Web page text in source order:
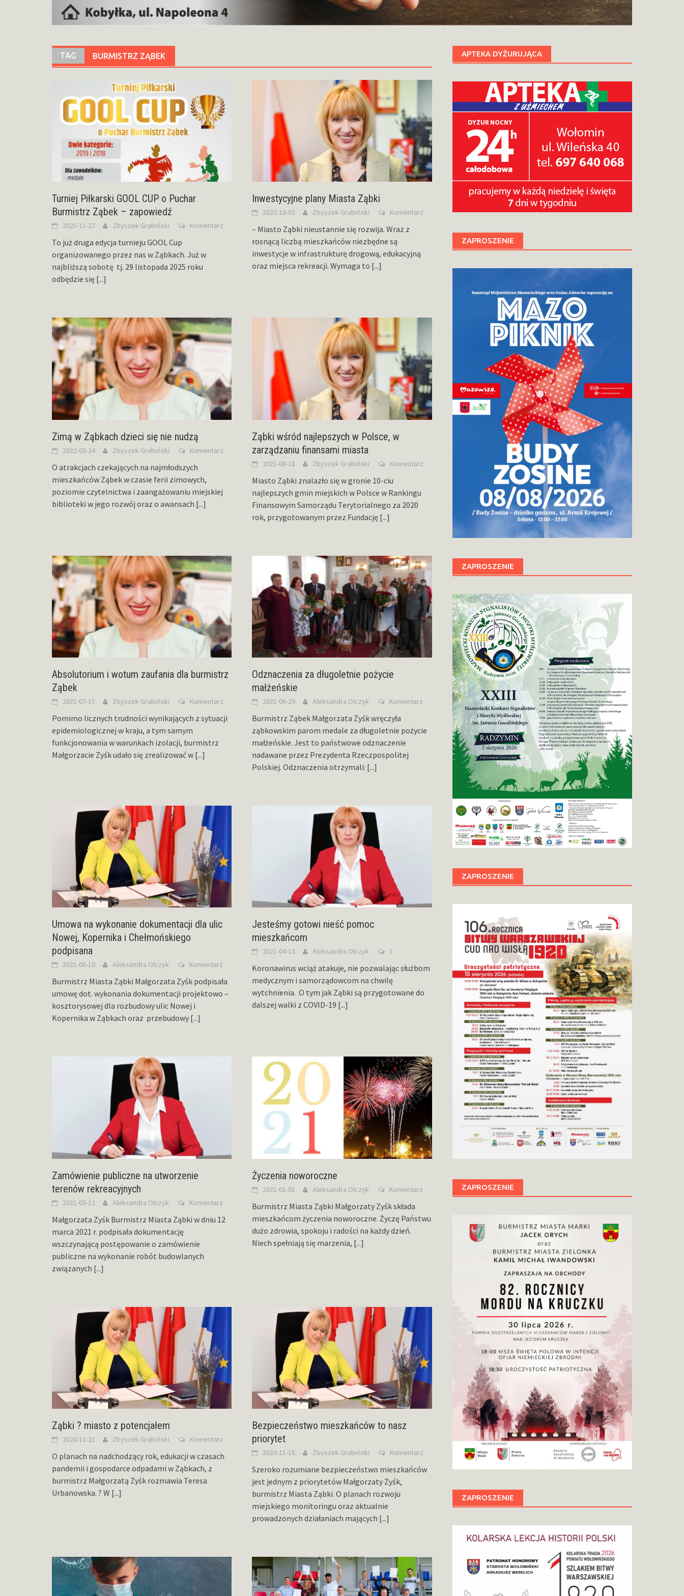
TAG BURMISTRZ ZĄBEK
Turniej Piłkarski GOOL CUP o Puchar
Burmistrz Ząbek – zapowiedź
2025-11-27 Zbyszek Grabiński Komentarz
To już druga edycja turnieju GOOL Cup
organizowanego przez nas w Ząbkach. Już w
najbliższą sobotę tj. 29 listopada 2025 roku
odbędzie się [...]
Inwestycyjne plany Miasta Ząbki
2022-10-03 Zbyszek Grabiński Komentarz
– Miasto Ząbki nieustannie się rozwija. Wraz z
rosnącą liczbą mieszkańców niezbędne są
inwestycje w infrastrukturę drogową, edukacyjną
oraz miejsca rekreacji. Wymaga to [...]
Zimą w Ząbkach dzieci się nie nudzą
2022-03-24 Zbyszek Grabiński Komentarz
O atrakcjach czekających na najmłodszych
mieszkańców Ząbek w czasie ferii zimowych,
poziomie czytelnictwa i zaangażowaniu miejskiej
biblioteki w jego rozwój oraz o awansach [...]
Ząbki wśród najlepszych w Polsce, w
zarządzaniu finansami miasta
2021-08-18 Zbyszek Grabiński Komentarz
Miasto Ząbki znalazło się w gronie 10-ciu
najlepszych gmin miejskich w Polsce w Rankingu
Finansowym Samorządu Terytorialnego za 2020
rok, przygotowanym przez Fundację [...]
Absolutorium i wotum zaufania dla burmistrz
Ząbek
2021-07-15 Zbyszek Grabiński Komentarz
Pomimo licznych trudności wynikających z sytuacji
epidemiologicznej w kraju, a tym samym
funkcjonowania w warunkach izolacji, burmistrz
Małgorzacie Zyśk udało się zrealizować w [...]
Odznaczenia za długoletnie pożycie
małżeńskie
2021-06-29 Aleksandra Olczyk Komentarz
Burmistrz Ząbek Małgorzata Zyśk wręczyła
ząbkowskim parom medale za długoletnie pożycie
małżeńskie. Jest to państwowe odznaczenie
nadawane przez Prezydenta Rzeczpospolitej
Polskiej. Odznaczenia otrzymali: [...]
Umowa na wykonanie dokumentacji dla ulic
Nowej, Kopernika i Chełmońskiego
podpisana
2021-06-10 Aleksandra Olczyk Komentarz
Burmistrz Miasta Ząbki Małgorzata Zyśk podpisała
umowę dot. wykonania dokumentacji projektowo –
kosztorysowej dla rozbudowy ulic Nowej i
Kopernika w Ząbkach oraz przebudowy [...]
Jesteśmy gotowi nieść pomoc
mieszkańcom
2021-04-13 Aleksandra Olczyk 1
Koronawirus wciąż atakuje, nie pozwalając służbom
medycznym i samorządowcom na chwilę
wytchnienia. O tym jak Ząbki są przygotowane do
dalszej walki z COVID-19 [...]
Zamówienie publiczne na utworzenie
terenów rekreacyjnych
2021-03-12 Aleksandra Olczyk Komentarz
Małgorzata Zyśk Burmistrz Miasta Ząbki w dniu 12
marca 2021 r. podpisała dokumentację
wszczynającą postępowanie o zamówienie
publiczne na wykonanie robót budowlanych
związanych [...]
Życzenia noworoczne
2021-01-01 Aleksandra Olczyk Komentarz
Burmistrz Miasta Ząbki Małgorzaty Zyśk składa
mieszkańcom życzenia noworoczne. Życzę Państwu
dużo zdrowia, spokoju i radości na każdy dzień.
Niech spełniają się marzenia, [...]
Ząbki ? miasto z potencjałem
2020-12-21 Zbyszek Grabiński Komentarz
O planach na nadchodzący rok, edukacji w czasach
pandemii i gospodarce odpadami w Ząbkach, z
burmistrz Małgorzatą Zyśk rozmawia Teresa
Urbanowska. ? W [...]
Bezpieczeństwo mieszkańców to nasz
priorytet
2020-11-18 Zbyszek Grabiński Komentarz
Szeroko rozumiane bezpieczeństwo mieszkańców
jest jednym z priorytetów Małgorzaty Zyśk,
burmistrz Miasta Ząbki. O planach rozwoju
miejskiego monitoringu oraz aktualnie
prowadzonych działaniach mających [...]
APTEKA DYŻURUJĄCA
ZAPROSZENIE
ZAPROSZENIE
ZAPROSZENIE
ZAPROSZENIE
ZAPROSZENIE